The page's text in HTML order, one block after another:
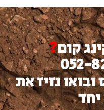
קום?
052-
נזיז את